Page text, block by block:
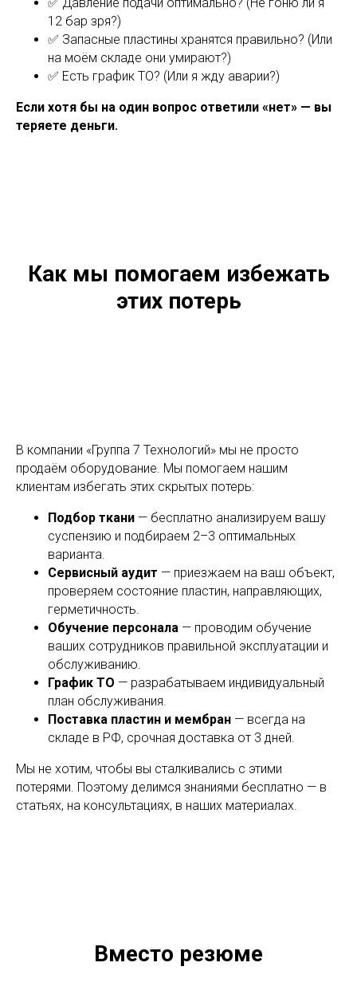
✅ Давление подачи оптимально? (Не гоню ли я
12 бар зря?)
✅ Запасные пластины хранятся правильно? (Или
на моём складе они умирают?)
✅ Есть график ТО? (Или я жду аварии?)
Если хотя бы на один вопрос ответили «нет» — вы
теряете деньги.
Как мы помогаем избежать
этих потерь
В компании «Группа 7 Технологий» мы не просто
продаём оборудование. Мы помогаем нашим
клиентам избегать этих скрытых потерь:
Подбор ткани — бесплатно анализируем вашу
суспензию и подбираем 2–3 оптимальных
варианта.
Сервисный аудит — приезжаем на ваш объект,
проверяем состояние пластин, направляющих,
герметичность.
Обучение персонала — проводим обучение
ваших сотрудников правильной эксплуатации и
обслуживанию.
График ТО — разрабатываем индивидуальный
план обслуживания.
Поставка пластин и мембран — всегда на
складе в РФ, срочная доставка от 3 дней.
Мы не хотим, чтобы вы сталкивались с этими
потерями. Поэтому делимся знаниями бесплатно — в
статьях, на консультациях, в наших материалах.
Вместо резюме